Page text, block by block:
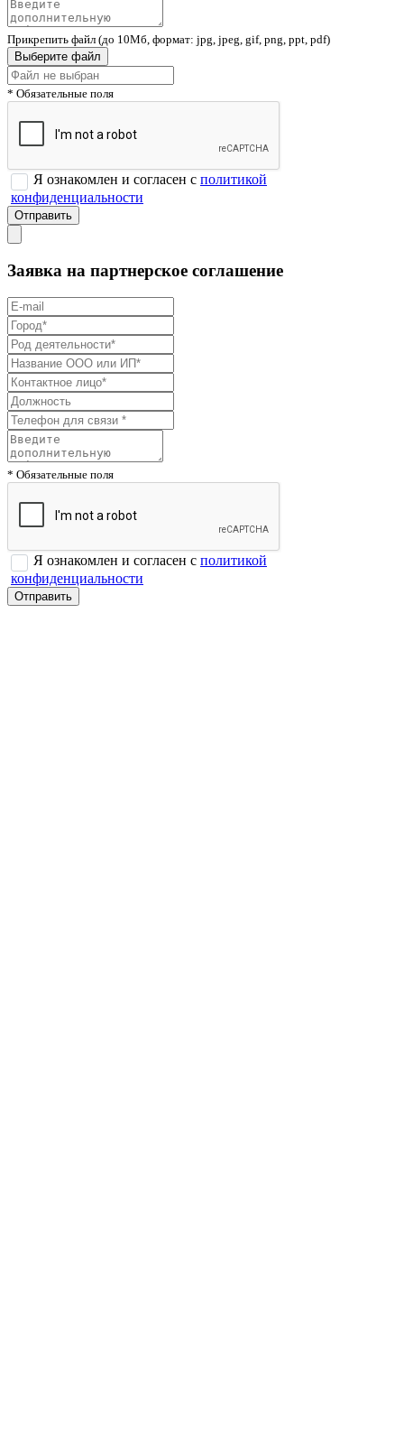
Прикрепить файл (до 10Мб, формат: jpg, jpeg, gif, png, ppt, pdf)
Выберите файл
* Обязательные поля
Я ознакомлен и согласен с политикой
конфиденциальности
Заявка на партнерское соглашение
* Обязательные поля
Я ознакомлен и согласен с политикой
конфиденциальности